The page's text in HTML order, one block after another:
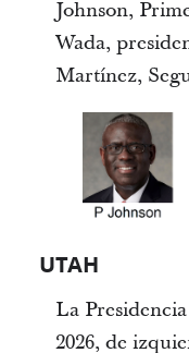
Johnson,
Wada,
Martínez,
UTAH
La
2026, de